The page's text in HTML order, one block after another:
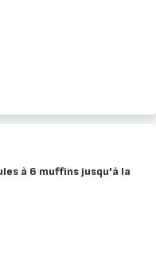
à 6 muffins jusqu'à la